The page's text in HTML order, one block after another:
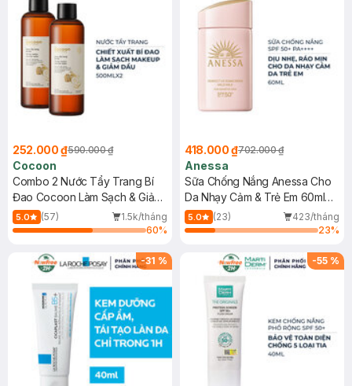
252.000 ₫590.000 ₫
Cocoon
Combo 2 Nước Tẩy Trang Bí
Đao Cocoon Làm Sạch & Giảm
Dầu 500ml
5.0 (57)
1.5k/tháng
60%
418.000 ₫702.000 ₫
Anessa
Sữa Chống Nắng Anessa Cho
Da Nhạy Cảm & Trẻ Em 60ml
(Mới)
5.0 (23)
423/tháng
23%
-31 % -55 %